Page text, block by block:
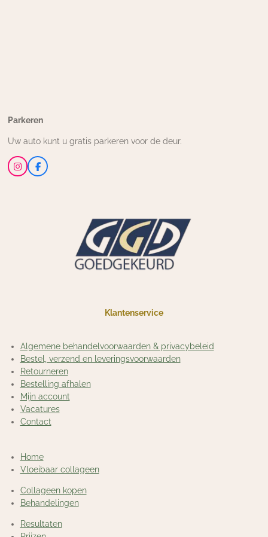
Parkeren
Uw auto kunt u gratis parkeren voor de deur.
I
n
F
a
Klantenservice
Algemene behandelvoorwaarden & privacybeleid
Bestel, verzend en leveringsvoorwaarden
Retourneren
Bestelling afhalen
Mijn account
Vacatures
Contact
Home
Vloeibaar collageen
Collageen kopen
Behandelingen
Resultaten